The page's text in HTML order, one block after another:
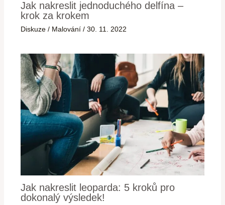
Jak nakreslit jednoduchého delfína –
krok za krokem
Diskuze / Malování /30. 11. 2022
Jak nakreslit leoparda: 5 kroků pro
dokonalý výsledek!